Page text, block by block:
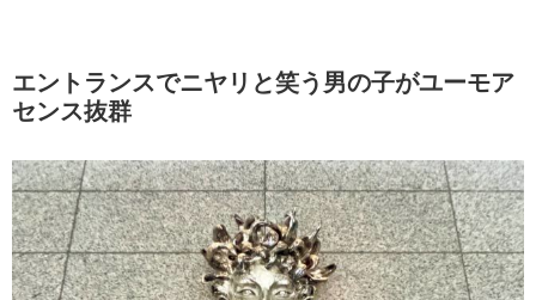
エントランスでニヤリと笑う男の子がユーモア
センス抜群